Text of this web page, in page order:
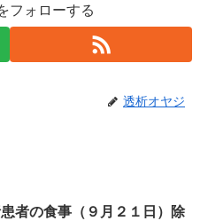
フォローする
透析オヤジ
者の食事（９月２１日）除